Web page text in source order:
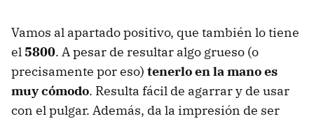
Vamos al apartado positivo, que también lo tiene
el5800. A pesar de resultar algo grueso (o
precisamente por eso) tenerlo en la mano es
muy cómodo. Resulta fácil de agarrar y de usar
con el pulgar. Además, da la impresión de ser